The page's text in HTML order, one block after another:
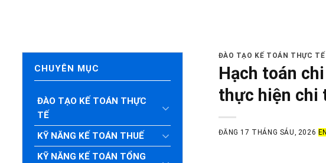
CHUYÊN MỤC
ĐÀO TẠO KẾ TOÁN THỰC
TẾ
KỸ NĂNG KẾ TOÁN THUẾ
KỸ NĂNG KẾ TOÁN TỔNG
ĐÀO TẠO KẾ TOÁN THỰC TẾ
Hạch toán
thực hiện chi
ĐĂNG 17 THÁNG SÁU, 2026